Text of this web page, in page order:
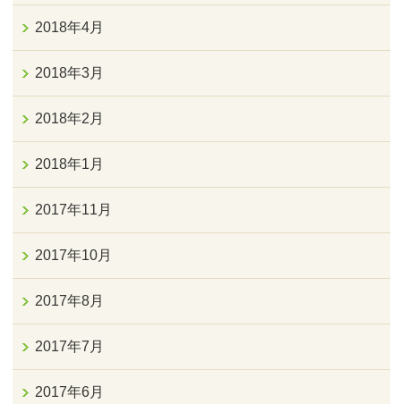
2018年4月
2018年3月
2018年2月
2018年1月
2017年11月
2017年10月
2017年8月
2017年7月
2017年6月